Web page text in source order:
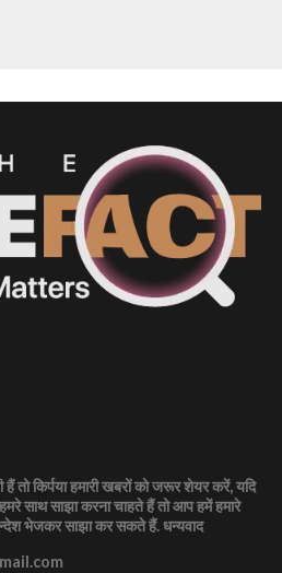
तो किर्पया हमारी खबरों को जरूर शेयर करें, यदि
साथ साझा करना चाहते हैं तो आप हमें हमारे
भेजकर साझा कर सकते हैं.धन्यवाद